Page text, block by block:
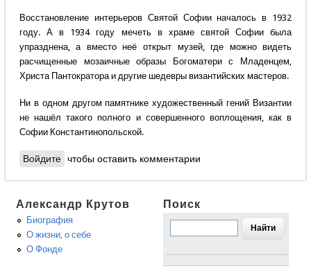
Восстановление интерьеров Святой Софии началось в 1932
году. А в 1934 году мечеть в храме святой Софии была
упразднена, а вместо неё открыт музей, где можно видеть
расчищенные мозаичные образы Богоматери с Младенцем,
Христа Пантократора и другие шедевры византийских мастеров.
Ни в одном другом памятнике художественный гений Византии
не нашёл такого полного и совершенного воплощения, как в
Софии Константинопольской.
Войдите чтобы оставить комментарии
Александр Крутов
Биография
О жизни, о себе
О Фонде
Поиск